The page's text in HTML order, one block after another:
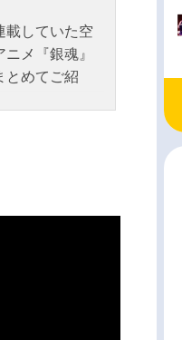
載していた空
メ『銀魂』
とめてご紹